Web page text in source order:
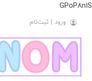
GPoP8n1S
ورود | ثبت‌نام